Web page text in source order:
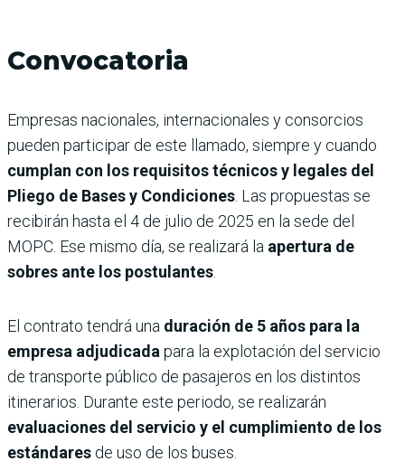
Convocatoria
Empresas nacionales, internacionales y consorcios
pueden participar de este llamado, siempre y cuando
cumplan con los requisitos técnicos y legales del
Pliego de Bases y Condiciones . Las propuestas se
recibirán hasta el 4 de julio de 2025 en la sede del
MOPC. Ese mismo día, se realizará la apertura de
sobres ante los postulantes
El contrato tendrá una duración de 5 años para la
empresa adjudicada para la explotación del servicio
de transporte público de pasajeros en los distintos
itinerarios. Durante este periodo, se realizarán
evaluaciones del servicio y el cumplimiento de los
estándares de uso de los buses.